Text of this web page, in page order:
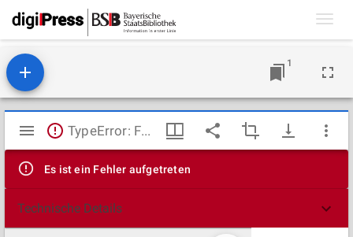
1
Mirador
Viewer
TypeError: Failed to fetch
Es ist ein Fehler aufgetreten
Technische Details